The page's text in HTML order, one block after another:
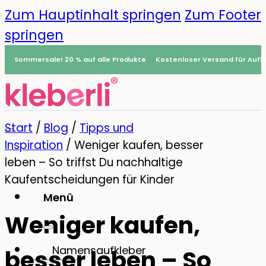
Zum Hauptinhalt springen Zum Footer
springen
Sommersale! 20 % auf alle Produkte Kostenloser Versand für
Menü
Namensaufkleber
0
Start / Blog / Tipps und
Inspiration / Weniger kaufen, besser
leben – So triffst Du nachhaltige
Kaufentscheidungen für Kinder
Weniger kaufen,